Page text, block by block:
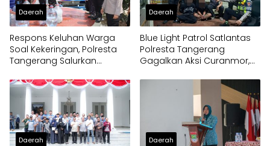
Daerah
Respons Keluhan Warga
Soal Kekeringan, Polresta
Tangerang Salurkan
Panongan
Daerah
Blue Light Patrol Satlantas
Polresta Tangerang
Gagalkan Aksi Curanmor,
Daerah Daerah